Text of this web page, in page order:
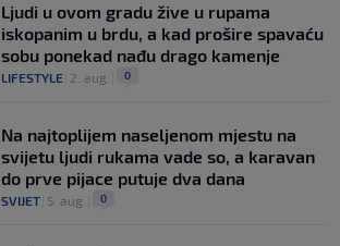
Ljudi u ovom gradu žive u rupama
iskopanim u brdu, a kad prošire spavaću
sobu ponekad nađu drago kamenje
LIFESTYLE 2. aug. 0
Na najtoplijem naseljenom mjestu na
svijetu ljudi rukama vade so, a karavan
do prve pijace putuje dva dana
SVIJET 5. aug. 0